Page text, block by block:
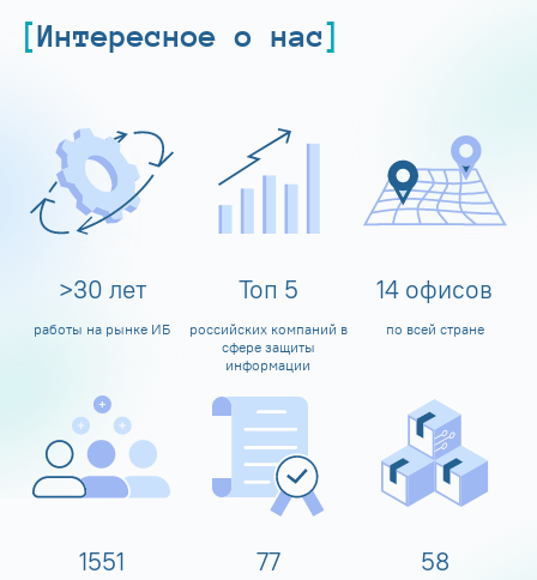
Интересное о нас
>30 лет
работы на рынке ИБ
Топ 5
российских компаний в
сфере защиты
информации
14 офисов
по всей стране
1600 80 60